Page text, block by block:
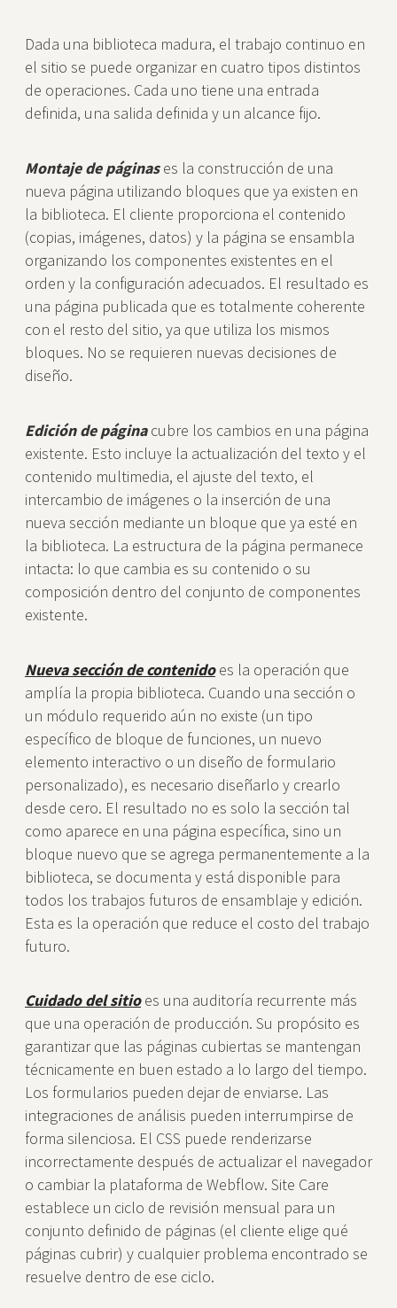
Dada una biblioteca madura, el trabajo continuo en
el sitio se puede organizar en cuatro tipos distintos
de operaciones. Cada uno tiene una entrada
definida, una salida definida y un alcance fijo.
Montaje de páginases la construcción de una
nueva página utilizando bloques que ya existen en
la biblioteca. El cliente proporciona el contenido
(copias, imágenes, datos) y la página se ensambla
organizando los componentes existentes en el
orden y la configuración adecuados. El resultado es
una página publicada que es totalmente coherente
con el resto del sitio, ya que utiliza los mismos
bloques. No se requieren nuevas decisiones de
diseño.
Edición de páginacubre los cambios en una página
existente. Esto incluye la actualización del texto y el
contenido multimedia, el ajuste del texto, el
intercambio de imágenes o la inserción de una
nueva sección mediante un bloque que ya esté en
la biblioteca. La estructura de la página permanece
intacta: lo que cambia es su contenido o su
composición dentro del conjunto de componentes
existente.
Nueva sección de contenidoes la operación que
amplía la propia biblioteca. Cuando una sección o
un módulo requerido aún no existe (un tipo
específico de bloque de funciones, un nuevo
elemento interactivo o un diseño de formulario
personalizado), es necesario diseñarlo y crearlo
desde cero. El resultado no es solo la sección tal
como aparece en una página específica, sino un
bloque nuevo que se agrega permanentemente a la
biblioteca, se documenta y está disponible para
todos los trabajos futuros de ensamblaje y edición.
Esta es la operación que reduce el costo del trabajo
futuro.
Cuidado del sitioes una auditoría recurrente más
que una operación de producción. Su propósito es
garantizar que las páginas cubiertas se mantengan
técnicamente en buen estado a lo largo del tiempo.
Los formularios pueden dejar de enviarse. Las
integraciones de análisis pueden interrumpirse de
forma silenciosa. El CSS puede renderizarse
incorrectamente después de actualizar el navegador
o cambiar la plataforma de Webflow. Site Care
establece un ciclo de revisión mensual para un
conjunto definido de páginas (el cliente elige qué
páginas cubrir) y cualquier problema encontrado se
resuelve dentro de ese ciclo.